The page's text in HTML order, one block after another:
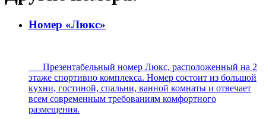
Номер «Люкс»
Презентабельный номер Люкс, расположенный на 2
этаже спортивно комплекса. Номер состоит из большой
кухни, гостиной, спальни, ванной комнаты и отвечает
всем современным требованиям комфортного
размещения.